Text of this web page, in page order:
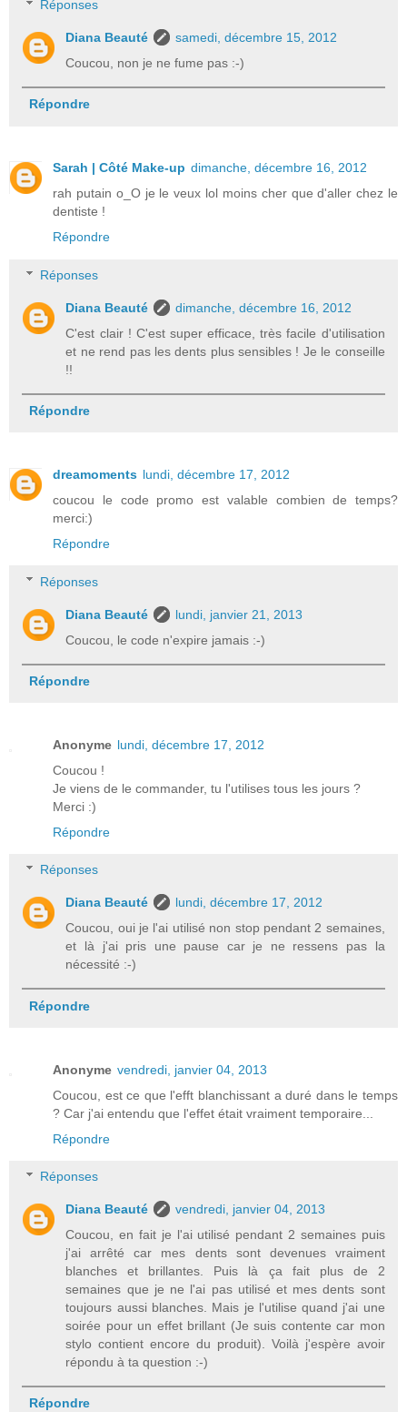
Réponses
Diana Beauté
samedi, décembre 15, 2012
Coucou, non je ne fume pas :-)
Répondre
Sarah | Côté Make-up dimanche, décembre 16, 2012
rah putain o_O je le veux lol moins cher que d'aller chez le
dentiste !
Répondre
Réponses
Diana Beauté
dimanche, décembre 16, 2012
C'est clair ! C'est super efficace, très facile d'utilisation
et ne rend pas les dents plus sensibles ! Je le conseille
!!
Répondre
dreamoments lundi, décembre 17, 2012
coucou le code promo est valable combien de temps?
merci:)
Répondre
Réponses
Diana Beauté
lundi, janvier 21, 2013
Coucou, le code n'expire jamais :-)
Répondre
Anonyme lundi, décembre 17, 2012
Coucou !
Je viens de le commander, tu l'utilises tous les jours ?
Merci :)
Répondre
Réponses
Diana Beauté
lundi, décembre 17, 2012
Coucou, oui je l'ai utilisé non stop pendant 2 semaines,
et là j'ai pris une pause car je ne ressens pas la
nécessité :-)
Répondre
Anonyme vendredi, janvier 04, 2013
Coucou, est ce que l'efft blanchissant a duré dans le temps
? Car j'ai entendu que l'effet était vraiment temporaire...
Répondre
Réponses
Diana Beauté
vendredi, janvier 04, 2013
Coucou, en fait je l'ai utilisé pendant 2 semaines puis
j'ai arrêté car mes dents sont devenues vraiment
blanches et brillantes. Puis là ça fait plus de 2
semaines que je ne l'ai pas utilisé et mes dents sont
toujours aussi blanches. Mais je l'utilise quand j'ai une
soirée pour un effet brillant (Je suis contente car mon
stylo contient encore du produit). Voilà j'espère avoir
répondu à ta question :-)
Répondre